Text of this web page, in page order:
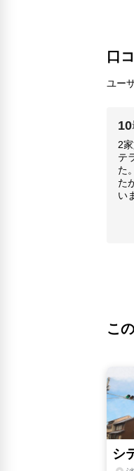
口
ユー
10
2
テ
た
た
い
こ